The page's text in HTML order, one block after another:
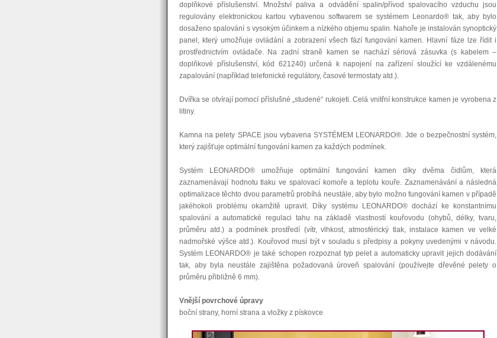
doplňkové příslušenství. Množství paliva a odvádění spalin/přívod spalovacího vzduchu jsou
regulovány elektronickou kartou vybavenou softwarem se systémem Leonardo® tak, aby bylo
dosaženo spalování s vysokým účinkem a nízkého objemu spalin. Nahoře je instalován synoptický
panel, který umožňuje ovládání a zobrazení všech fází fungování kamen. Hlavní fáze lze řídit i
prostřednictvím ovládače. Na zadní straně kamen se nachází sériová zásuvka (s kabelem –
doplňkové příslušenství, kód 621240) určená k napojení na zařízení sloužící ke vzdálenému
zapalování (například telefonické regulátory, časové termostaty atd.).
Dvířka se otvírají pomocí příslušné „studené“ rukojeti. Celá vnitřní konstrukce kamen je vyrobena z
litiny.
Kamna na pelety SPACE jsou vybavena SYSTÉMEM LEONARDO®. Jde o bezpečnostní systém,
který zajišťuje optimální fungování kamen za každých podmínek.
Systém LEONARDO® umožňuje optimální fungování kamen díky dvěma čidlům, která
zaznamenávají hodnotu tlaku ve spalovací komoře a teplotu kouře. Zaznamenávání a následná
optimalizace těchto dvou parametrů probíhá neustále, aby bylo možno fungování kamen v případě
jakéhokoli problému okamžitě upravit. Díky systému LEONARDO® dochází ke konstantnímu
spalování a automatické regulaci tahu na základě vlastností kouřovodu (ohybů, délky, tvaru,
průměru atd.) a podmínek prostředí (vítr, vlhkost, atmosférický tlak, instalace kamen ve velké
nadmořské výšce atd.). Kouřovod musí být v souladu s předpisy a pokyny uvedenými v návodu.
Systém LEONARDO® je také schopen rozpoznat typ pelet a automaticky upravit jejich dodávání
tak, aby byla neustále zajištěna požadovaná úroveň spalování (používejte dřevěné pelety o
průměru přibližně 6 mm).
Vnější povrchové úpravy
boční strany, horní strana a vložky z pískovce